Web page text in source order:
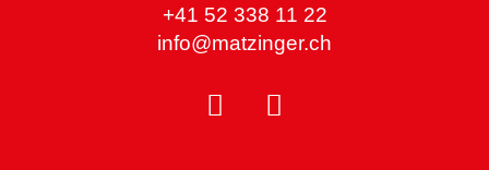
+41 52 338 11 22
info@matzinger.ch